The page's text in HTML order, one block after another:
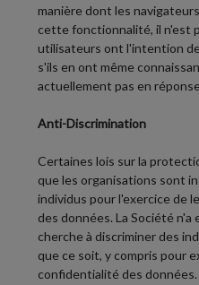
manière dont les
cette fonctionnalité, il n'est
utilisateurs ont l'intention
s'ils en ont même
actuellement pas en
Anti-Discrimination
Certaines lois sur la
que les organisations sont
individus pour l'exercice de
des données. La Société
cherche à discriminer des
que ce soit, y compris pour
confidentialité des données.